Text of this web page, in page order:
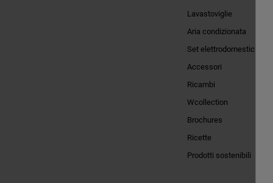
Lavastoviglie
Aria condizionata
Set elettrodomestici
Accessori
Ricambi
Wcollection
Brochures
Ricette
Prodotti sostenibili